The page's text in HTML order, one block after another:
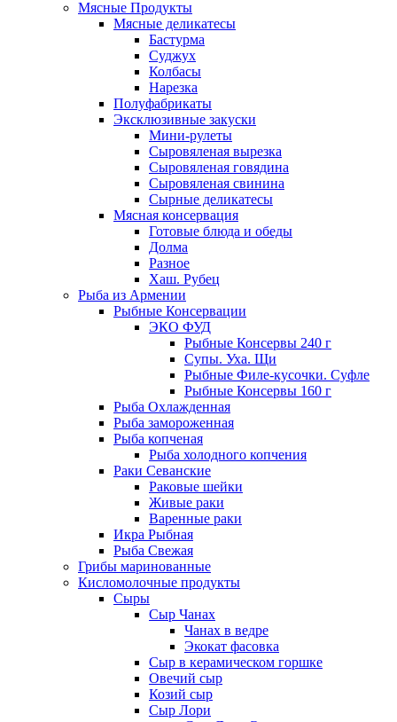
Мясные Продукты
Мясные деликатесы
Бастурма
Суджух
Колбасы
Нарезка
Полуфабрикаты
Эксклюзивные закуски
Мини-рулеты
Сыровяленая вырезка
Сыровяленая говядина
Сыровяленая свинина
Сырные деликатесы
Мясная консервация
Готовые блюда и обеды
Долма
Разное
Хаш. Рубец
Рыба из Армении
Рыбные Консервации
ЭКО ФУД
Рыбные Консервы 240 г
Супы. Уха. Щи
Рыбные Филе-кусочки. Суфле
Рыбные Консервы 160 г
Рыба Охлажденная
Рыба замороженная
Рыба копченая
Рыба холодного копчения
Раки Севанские
Раковые шейки
Живые раки
Варенные раки
Икра Рыбная
Рыба Свежая
Грибы маринованные
Кисломолочные продукты
Сыры
Сыр Чанах
Чанах в ведре
Экокат фасовка
Сыр в керамическом горшке
Овечий сыр
Козий сыр
Сыр Лори